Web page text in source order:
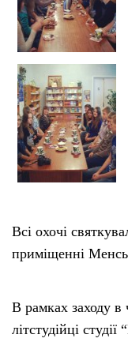
Всі охочі
приміщенні
В рамках заходу в
літстудійці